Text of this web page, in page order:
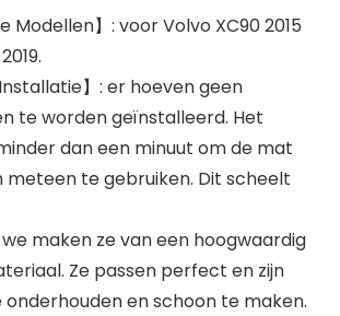
Modellen】: voor Volvo XC90 2015
Installatie】: er hoeven geen
te worden geïnstalleerd. Het
dan een minuut om de mat
meteen te gebruiken. Dit scheelt
we maken ze van een hoogwaardig
Ze passen perfect en zijn
en schoon te maken.